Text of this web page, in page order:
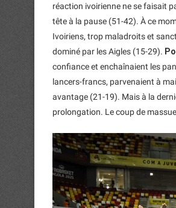
réaction ivoirienne ne se faisait
tête à la pause (51-42). À ce
Ivoiriens, trop maladroits et
dominé par les Aigles (15-29).
confiance et enchaînaient les
lancers-francs, parvenaient à
avantage (21-19). Mais à la
prolongation. Le coup de